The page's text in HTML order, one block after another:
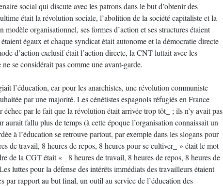
social qui discute avec les patrons dans le but d’obtenir des
était la révolution sociale, l’abolition de la société capitaliste et la
organisationnel, ses formes d’action et ses structures étaient
égaux et chaque syndicat était autonome et la démocratie directe
d’action exclusif était l’action directe, la CNT luttait avec les
se considérait pas comme une avant-garde.
l’éducation, car pour les anarchistes, une révolution communiste
par une majorité. Les cénétistes espagnols réfugiés en France
par le fait que la révolution était arrivée trop tôt_ ; ils n’y avait pas
aurait fallu plus de temps (à cette époque l’organisation connaissait un
à l’éducation se retrouve partout, par exemple dans les slogans pour
de travail, 8 heures de repos, 8 heures pour se cultiver_ » était le mot
de la CGT était « _8 heures de travail, 8 heures de repos, 8 heures de
luttes pour la défense des intérêts immédiats des travailleurs étaient
par rapport au but final, un outil au service de l’éducation des